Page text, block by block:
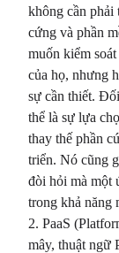
không cần phải
cứng và phần
muốn kiểm
của họ, nhưng
sự cần thiết.
thể là sự lựa
thay thế phần
triển. Nó cũng
đòi hỏi mà một
trong khả năng
2. PaaS
mây, thuật ngữ